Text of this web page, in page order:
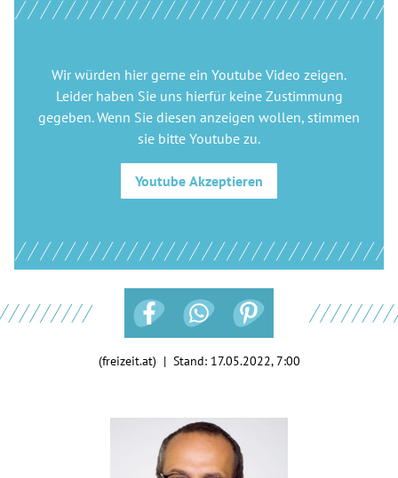
Wir würden hier gerne ein Youtube Video zeigen.
Leider haben Sie uns hierfür keine Zustimmung
gegeben. Wenn Sie diesen anzeigen wollen, stimmen
sie bitte Youtube zu.
Youtube Akzeptieren
(freizeit.at) | Stand: 17.05.2022, 7:00